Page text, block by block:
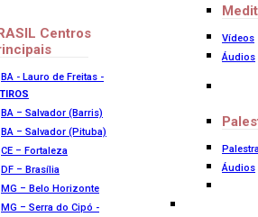
Centros
BA - Lauro de Freitas -
BA – Salvador (Barris)
BA – Salvador (Pituba)
CE – Fortaleza
DF – Brasília
MG – Belo Horizonte
MG – Serra do Cipó -
Vídeos
Áudios
Áudios